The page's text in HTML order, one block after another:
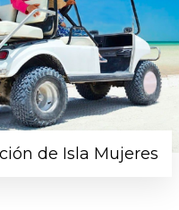
de Isla Mujeres